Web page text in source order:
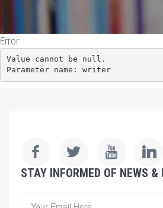
Error:
Value cannot be null.
Parameter name: writer
STAY INFORMED OF NEWS &